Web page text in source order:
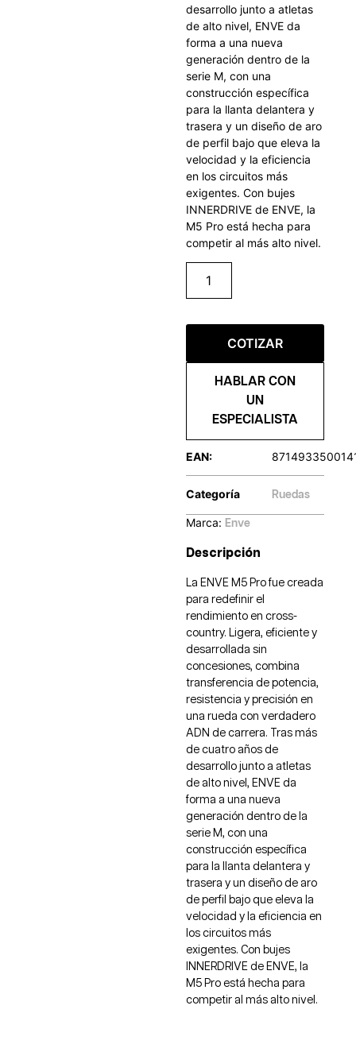
desarrollo junto a atletas
de alto nivel, ENVE da
forma a una nueva
generación dentro de la
serie M, con una
construcción específica
para la llanta delantera y
trasera y un diseño de aro
de perfil bajo que eleva la
velocidad y la eficiencia
en los circuitos más
exigentes. Con bujes
INNERDRIVE de ENVE, la
M5 Pro está hecha para
competir al más alto nivel.
COTIZAR
HABLAR CON
UN
ESPECIALISTA
EAN:
Categoría Ruedas
Marca: Enve
Descripción
La ENVE M5 Pro fue creada
para redefinir el
rendimiento en cross-
country. Ligera, eficiente y
desarrollada sin
concesiones, combina
transferencia de potencia,
resistencia y precisión en
una rueda con verdadero
ADN de carrera. Tras más
de cuatro años de
desarrollo junto a atletas
de alto nivel, ENVE da
forma a una nueva
generación dentro de la
serie M, con una
construcción específica
para la llanta delantera y
trasera y un diseño de aro
de perfil bajo que eleva la
velocidad y la eficiencia en
los circuitos más
exigentes. Con bujes
INNERDRIVE de ENVE, la
M5 Pro está hecha para
competir al más alto nivel.